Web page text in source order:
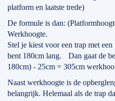
platform en laatste trede)
De formule is dan:
Werkhoogte.
Stel je kiest voor een trap met
bent 180cm lang. Dan gaat de
180cm) - 25cm = 305cm
Naast werkhoogte is de
belangrijk. Helemaal als de trap